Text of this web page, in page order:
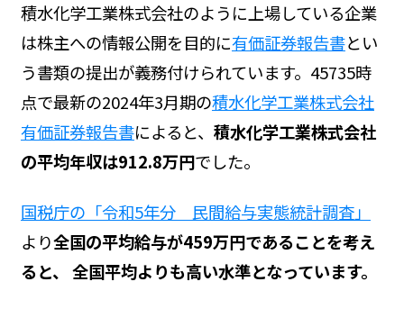
積水化学工業株式会社のように上場している企業
は株主への情報公開を目的に有価証券報告書とい
う書類の提出が義務付けられています。45735時
点で最新の2024年3月期の積水化学工業株式会社
有価証券報告書によると、 積水化学工業株式会社
の平均年収は912.8万円でした。
国税庁の「令和5年分 民間給与実態統計調査」
より全国の平均給与が459万円であることを考え
ると、 全国平均よりも高い水準となっています。